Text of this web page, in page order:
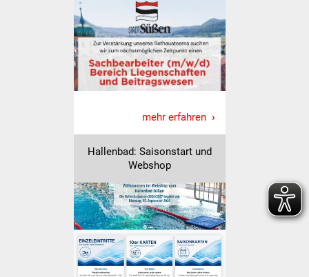
Einrichtungen
Hallenbad
Stadtbücherei
Bürgerhaus
Kulturhalle
Vereine und Parteien
Selbsteintrag Vereine
mehr erfahren
Hallenbad: Saisonstart und
Webshop